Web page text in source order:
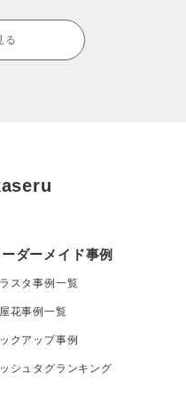
る
ダーメイド事例
スタ事例一覧
花事例一覧
クアップ事例
シュタグランキング